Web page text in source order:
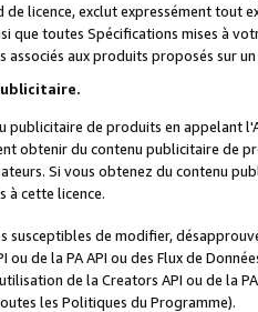
licence, exclut expressément tout
que toutes Spécifications mises à
aux produits proposés sur
publicitaire de produits en appelant
obtenir du contenu publicitaire de
Si vous obtenez du contenu
à cette licence.
susceptibles de modifier,
de la PA API ou des Flux de
de la Creators API ou de la
les Politiques du Programme).